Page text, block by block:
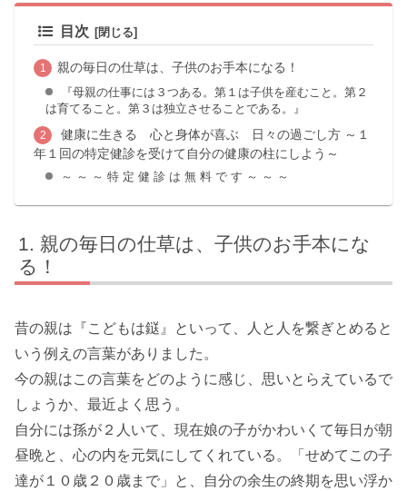
目次
親の毎日の仕草は、子供のお手本になる！
『母親の仕事には３つある。第１は子供を産むこと。第２
は育てること。第３は独立させることである。』
健康に生きる 心と身体が喜ぶ 日々の過ごし方 ～１
年１回の特定健診を受けて自分の健康の柱にしよう～
～ ～ ～ 特 定 健 診 は 無 料 で す ～ ～ ～
親の毎日の仕草は、子供のお手本にな
る！
昔の親は『こどもは鎹』といって、人と人を繋ぎとめると
いう例えの言葉がありました。
今の親はこの言葉をどのように感じ、思いとらえているで
しょうか、最近よく思う。
自分には孫が２人いて、現在娘の子がかわいくて毎日が朝
昼晩と、心の内を元気にしてくれている。「せめてこの子
達が１０歳２０歳まで」と、自分の余生の終期を思い浮か